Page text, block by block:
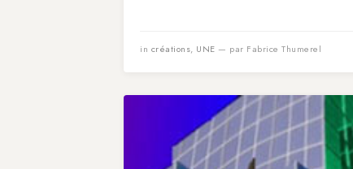
in créations, UNE — par Fabrice Thumerel